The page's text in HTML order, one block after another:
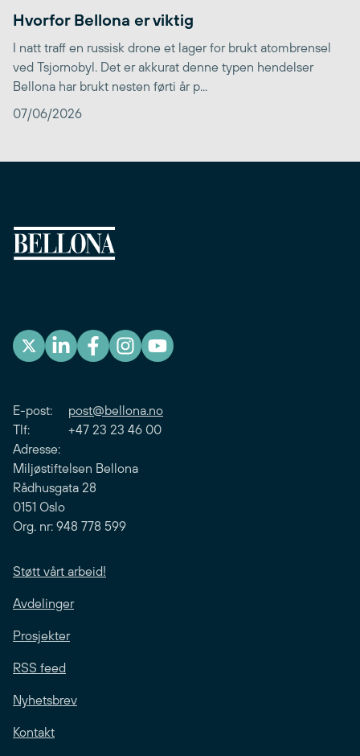
Hvorfor Bellona er viktig
I natt traff en russisk drone et lager for brukt atombrensel
ved Tsjornobyl. Det er akkurat denne typen hendelser
Bellona har brukt nesten førti år p...
07/06/2026
E-post: post@bellona.no
Tlf: +47 23 23 46 00
Adresse:
Miljøstiftelsen Bellona
Rådhusgata 28
0151 Oslo
Org. nr: 948 778 599
Støtt vårt arbeid!
Avdelinger
Prosjekter
RSS feed
Nyhetsbrev
Kontakt